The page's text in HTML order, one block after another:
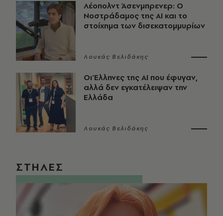
Λέοπολντ Άσενμπρενερ: Ο
Νοστράδαμος της AI και το
στοίχημα των δισεκατομμυρίων
Λουκάς Βελιδάκης
Οι Έλληνες της ΑΙ που έφυγαν,
αλλά δεν εγκατέλειψαν την
Ελλάδα
Λουκάς Βελιδάκης
ΣΤΗΛΕΣ